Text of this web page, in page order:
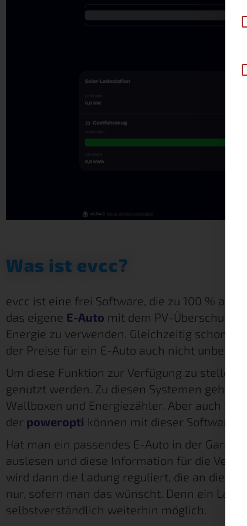
Was ist evcc?
evcc ist eine frei Software, die zu 100 % auf
das eigene E-Auto mit dem PV-Überschuss
Energie zu verwenden. Gleichzeitig schont
der Preise für ein E-Auto auch nicht
Um diese Funktion zur Verfügung zu stellen,
genutzt werden. Zu diesen Systemen
Wallboxen und Energiezähler. Aber auch
der poweropti können mit dieser Software
Hat man ein passendes E-Auto in der
auslesen und diese Information für die
wird dann die Ladung reguliert, die an die
nur, sofern man das wünscht. Denn ein
selbstverständlich weiterhin möglich.